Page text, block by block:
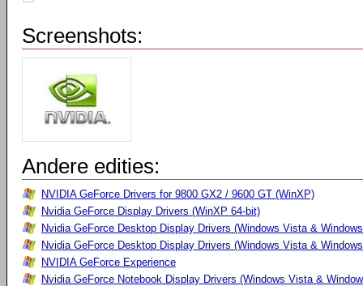
Screenshots:
Andere edities:
NVIDIA GeForce Drivers for 9800 GX2 / 9600 GT (WinXP)
Nvidia GeForce Display Drivers (WinXP 64-bit)
Nvidia GeForce Desktop Display Drivers (Windows Vista &
Nvidia GeForce Desktop Display Drivers (Windows Vista &
NVIDIA GeForce Experience
Nvidia GeForce Notebook Display Drivers (Windows Vista &